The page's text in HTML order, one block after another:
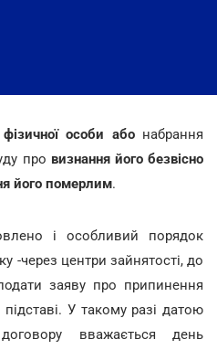
особи абонабрання
про визнання його безвісно
його померлим.
і особливий порядок
-через центри зайнятості, до
заяву про припинення
У такому разі датою
вважається день